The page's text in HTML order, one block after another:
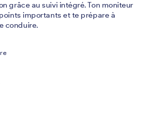
grâce au suivi intégré. Ton moniteur
importants et te prépare à
conduire.